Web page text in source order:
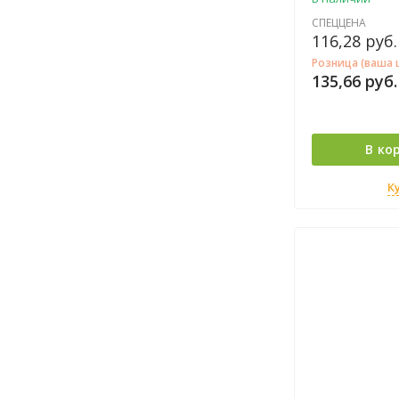
СПЕЦЦЕНА
116,28 руб.
Розница (ваша
135,66 руб.
В